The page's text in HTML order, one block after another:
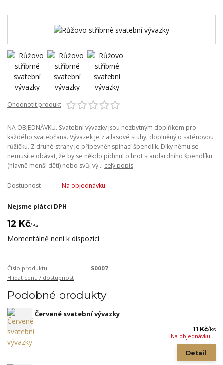
Ohodnotit produkt
NA OBJEDNÁVKU. Svatební vývazky jsou nezbytným doplňkem pro
každého svatebčana. Vývazek je z atlasové stuhy, doplněný o saténovou
růžičku. Z druhé strany je připevněn spínací špendlík. Díky němu se
nemusíte obávat, že by se někdo píchnul o hrot standardního špendlíku
(hlavně menší děti) nebo svůj vý... celý popis
Dostupnost Na objednávku
Nejsme plátci DPH
12 Kč/ks
Momentálně není k dispozici
Číslo produktu:
S0007
Hlídat cenu / dostupnost
Podobné produkty
Červené svatební vývazky
11 Kč/ks
Na objednávku
Detail